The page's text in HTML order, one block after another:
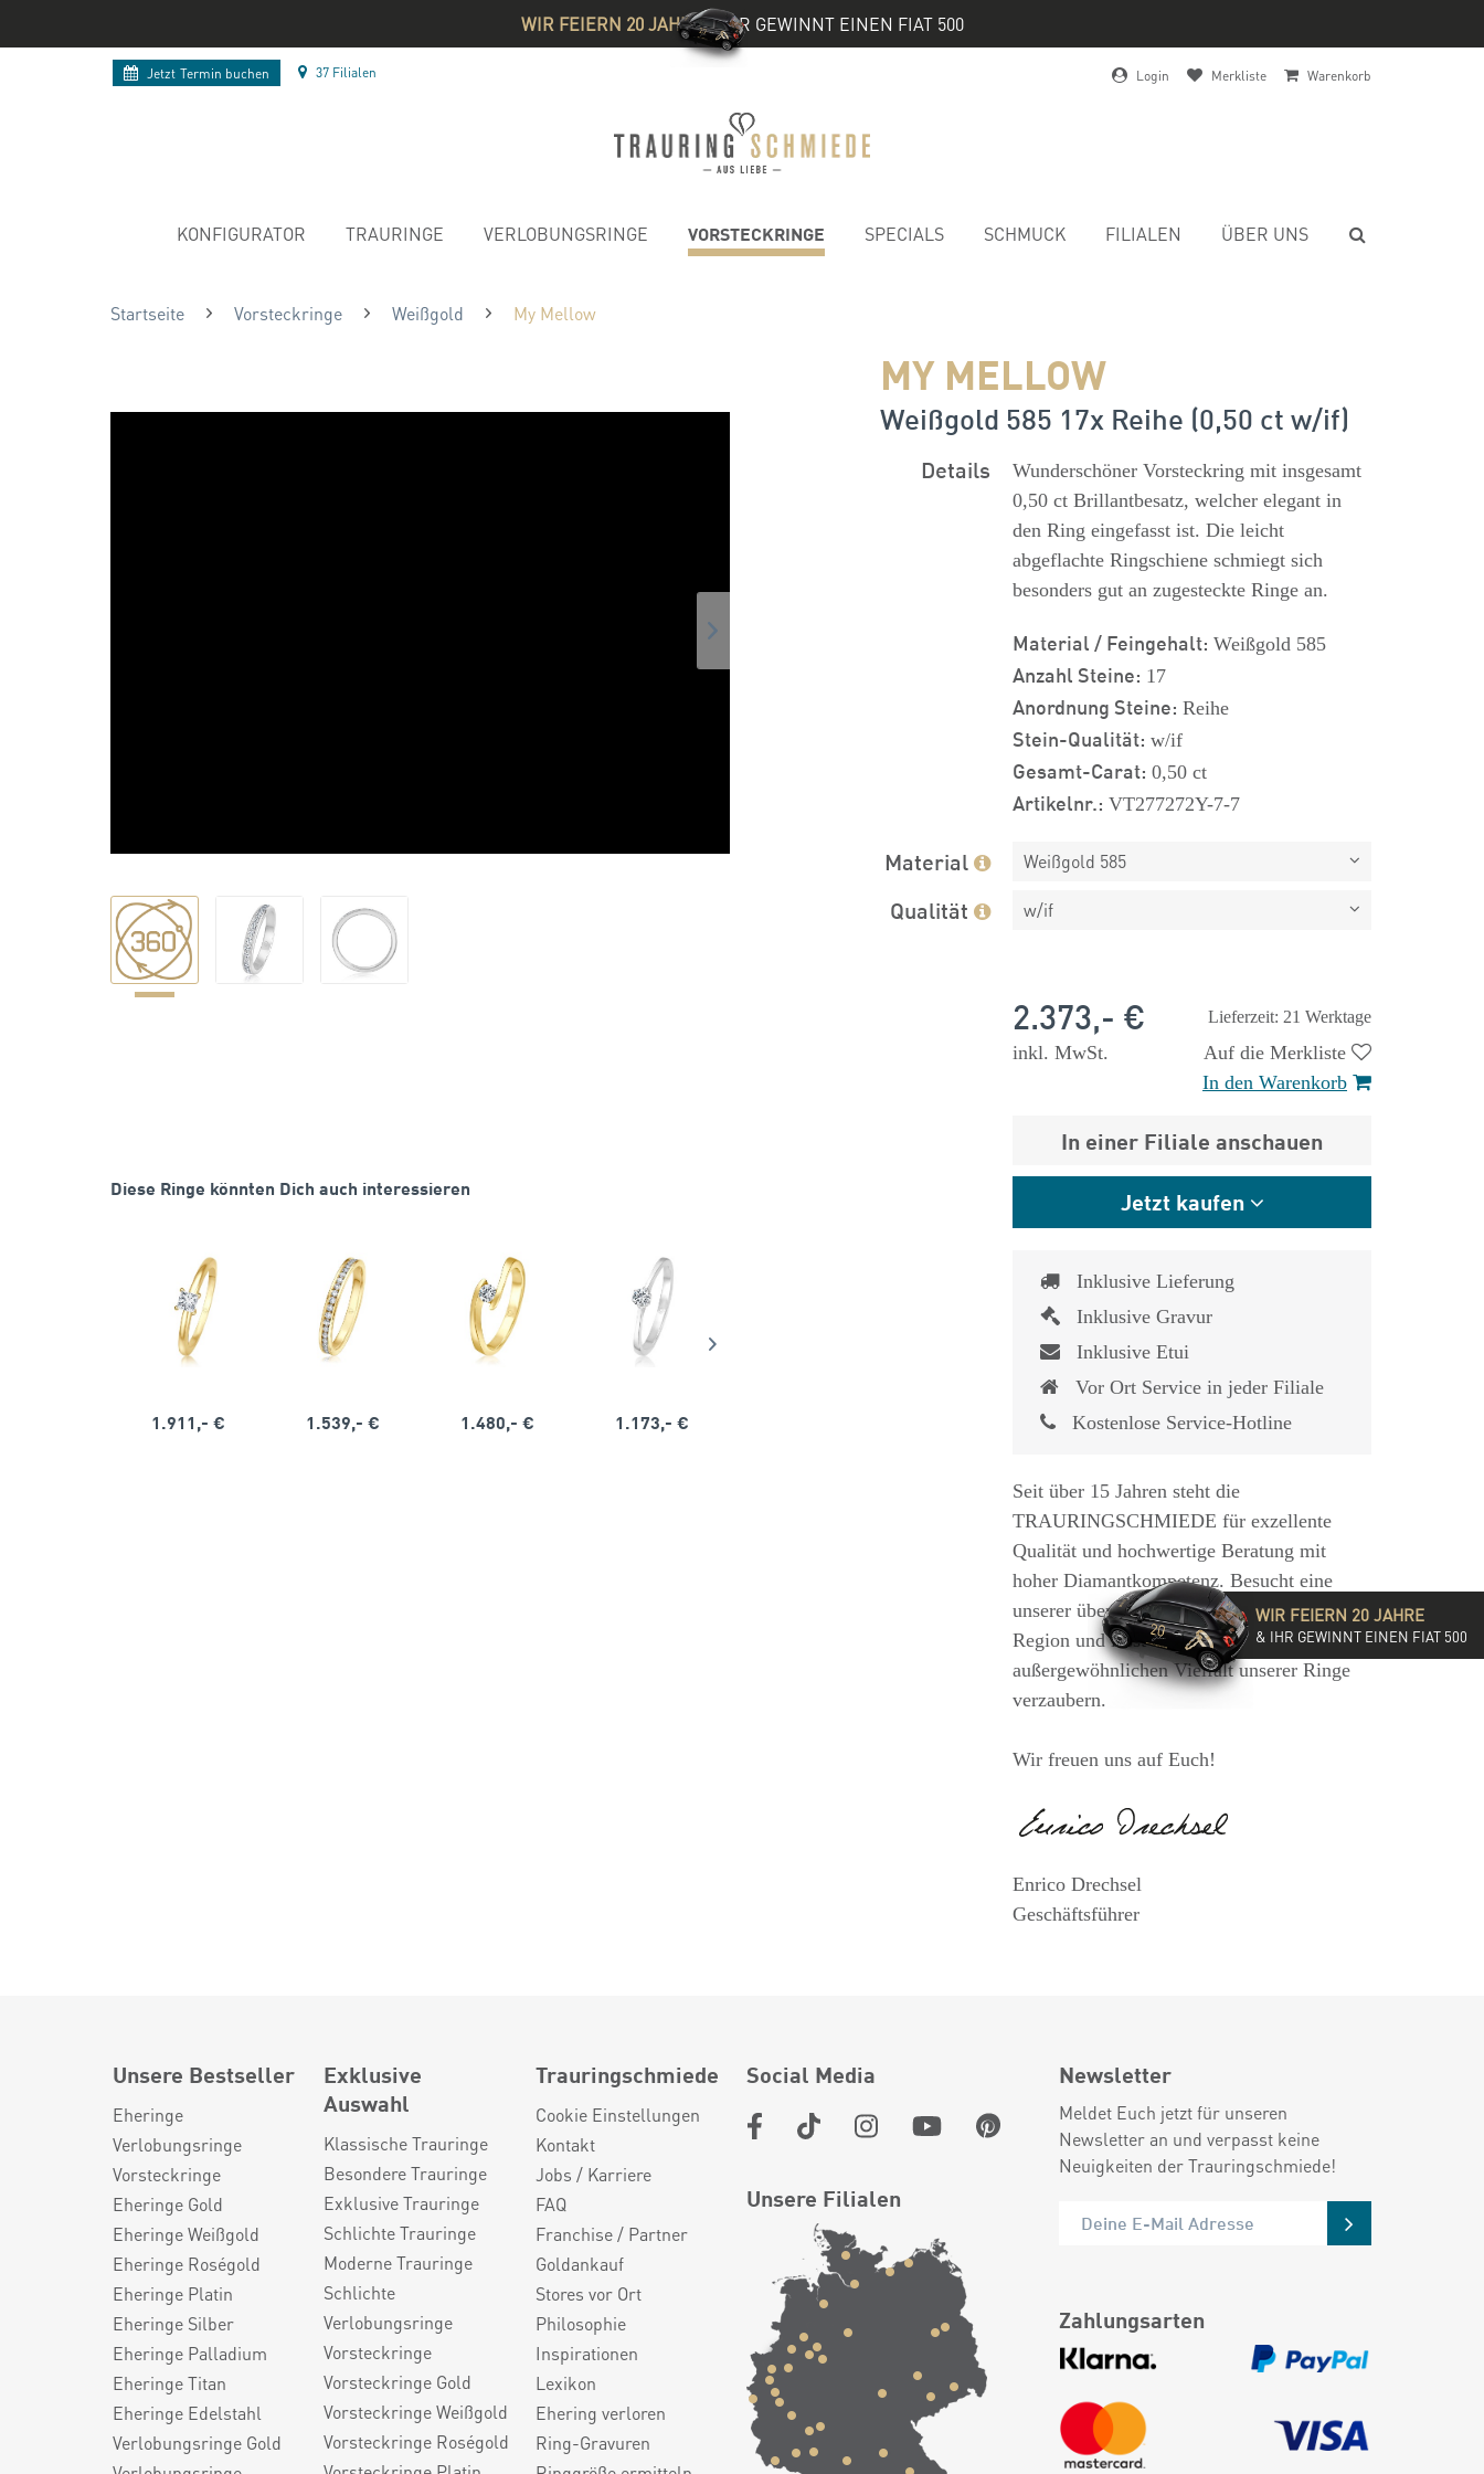
WIR FEIERN 20 JAHRE& IHR GEWINNT EINEN FIAT 500
Jetzt Termin buchen 37 Filialen Login Merkliste Warenkorb
KONFIGURATOR TRAURINGE VERLOBUNGSRINGE VORSTECKRINGE SPECIALS SCHMUCK FILIALEN ÜBER UNS
Startseite Vorsteckringe Weißgold My Mellow
MY MELLOW
Weißgold 585 17x Reihe (0,50 ct w/if)
Diese Ringe könnten Dich auch interessieren
1.911,- € 1.539,- € 1.480,- € 1.173,- € 1.825,- €
Details
Wunderschöner Vorsteckring mit insgesamt
0,50 ct Brillantbesatz, welcher elegant in
den Ring eingefasst ist. Die leicht
abgeflachte Ringschiene schmiegt sich
besonders gut an zugesteckte Ringe an.
Material / Feingehalt: Weißgold 585
Anzahl Steine: 17
Anordnung Steine: Reihe
Stein-Qualität: w/if
Gesamt-Carat: 0,50 ct
Artikelnr.: VT277272Y-7-7
Material Weißgold 585
Qualität w/if
Lieferzeit: 21 Werktage
2.373,- €
inkl. MwSt.
Auf die Merkliste
In den Warenkorb
In einer Filiale anschauen
Jetzt kaufen
Inklusive Lieferung
Inklusive Gravur
Inklusive Etui
Vor Ort Service in jeder Filiale
Kostenlose Service-Hotline
Seit über 15 Jahren steht die
TRAURINGSCHMIEDE für exzellente
Qualität und hochwertige Beratung mit
hoher Diamantkompetenz. Besucht eine
unserer über 35 Filialen in der DACH-
Region und lasst Euch von der
außergewöhnlichen Vielfalt unserer Ringe
verzaubern.
Wir freuen uns auf Euch!
Enrico Drechsel
Geschäftsführer
Unsere Bestseller
Eheringe
Verlobungsringe
Vorsteckringe
Eheringe Gold
Eheringe Weißgold
Eheringe Roségold
Eheringe Platin
Eheringe Silber
Eheringe Palladium
Eheringe Titan
Eheringe Edelstahl
Verlobungsringe Gold
Exklusive
Auswahl
Klassische Trauringe
Besondere Trauringe
Exklusive Trauringe
Schlichte Trauringe
Moderne Trauringe
Schlichte
Verlobungsringe
Vorsteckringe
Vorsteckringe Gold
Vorsteckringe Weißgold
Vorsteckringe Roségold
Trauringschmiede
Cookie Einstellungen
Kontakt
Jobs / Karriere
FAQ
Franchise / Partner
Goldankauf
Stores vor Ort
Philosophie
Inspirationen
Lexikon
Ehering verloren
Ring-Gravuren
Social Media
Unsere Filialen
Newsletter
Meldet Euch jetzt für unseren
Newsletter an und verpasst keine
Neuigkeiten der Trauringschmiede!
Zahlungsarten
WIR FEIERN 20 JAHRE
& IHR GEWINNT EINEN FIAT 500